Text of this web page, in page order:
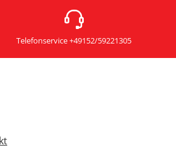
Telefonservice +49152/59221305